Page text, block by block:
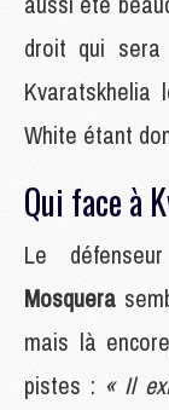
droit qui sera
Kvaratskhelia
White étant
Qui face à
Le
Mosquera
mais là
pistes : « Il